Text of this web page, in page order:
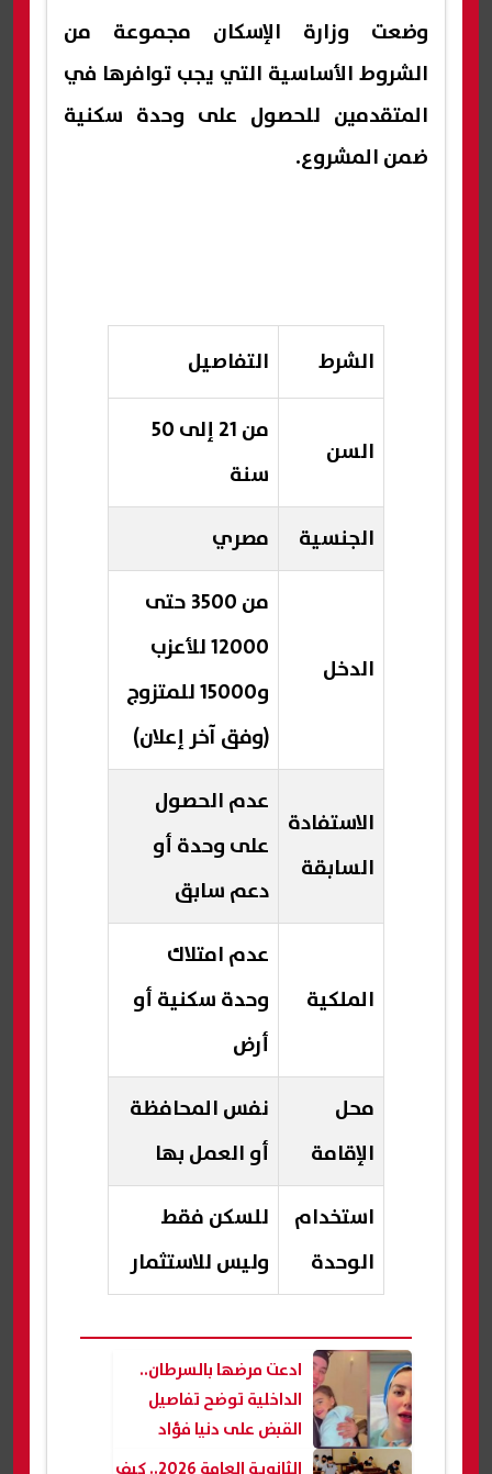
وضعت وزارة الإسكان مجموعة من
الشروط الأساسية التي يجب توافرها في
المتقدمين للحصول على وحدة سكنية
ضمن المشروع.
الشرط التفاصيل
السن
من 21 إلى 50
سنة
الجنسية
مصري
الدخل
من 3500 حتى
12000 للأعزب
و15000 للمتزوج
(وفق آخر إعلان)
الاستفادة
السابقة
عدم الحصول
على وحدة أو
دعم سابق
الملكية
عدم امتلاك
وحدة سكنية أو
أرض
محل
الإقامة
نفس المحافظة
أو العمل بها
استخدام
الوحدة
للسكن فقط
وليس للاستثمار
ادعت مرضها بالسرطان..
الداخلية توضح تفاصيل
القبض على دنيا فؤاد
بتهمة جمع تبرعات